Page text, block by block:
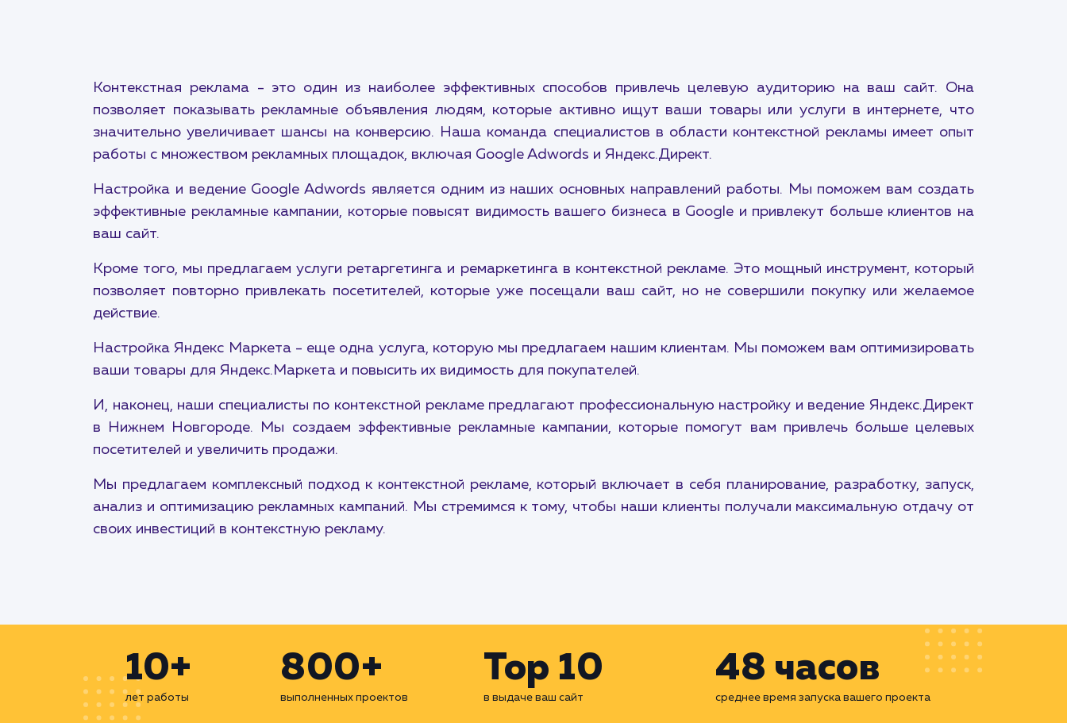
Контекстная реклама - это один из наиболее эффективных способов привлечь целевую аудиторию на ваш сайт. Она
позволяет показывать рекламные объявления людям, которые активно ищут ваши товары или услуги в интернете, что
значительно увеличивает шансы на конверсию. Наша команда специалистов в области контекстной рекламы имеет опыт
работы с множеством рекламных площадок, включая Google Adwords и Яндекс.Директ.
Настройка и ведение Google Adwords является одним из наших основных направлений работы. Мы поможем вам создать
эффективные рекламные кампании, которые повысят видимость вашего бизнеса в Google и привлекут больше клиентов на
ваш сайт.
Кроме того, мы предлагаем услуги ретаргетинга и ремаркетинга в контекстной рекламе. Это мощный инструмент, который
позволяет повторно привлекать посетителей, которые уже посещали ваш сайт, но не совершили покупку или желаемое
действие.
Настройка Яндекс Маркета - еще одна услуга, которую мы предлагаем нашим клиентам. Мы поможем вам оптимизировать
ваши товары для Яндекс.Маркета и повысить их видимость для покупателей.
И, наконец, наши специалисты по контекстной рекламе предлагают профессиональную настройку и ведение Яндекс.Директ
в Нижнем Новгороде. Мы создаем эффективные рекламные кампании, которые помогут вам привлечь больше целевых
посетителей и увеличить продажи.
Мы предлагаем комплексный подход к контекстной рекламе, который включает в себя планирование, разработку, запуск,
анализ и оптимизацию рекламных кампаний. Мы стремимся к тому, чтобы наши клиенты получали максимальную отдачу от
своих инвестиций в контекстную рекламу.
10+
лет работы
800+
выполненных проектов
Top 10
в выдаче ваш сайт
48 часов
среднее время запуска вашего проекта